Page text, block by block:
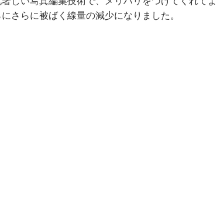
さらに被ばく線量の減少になりました。